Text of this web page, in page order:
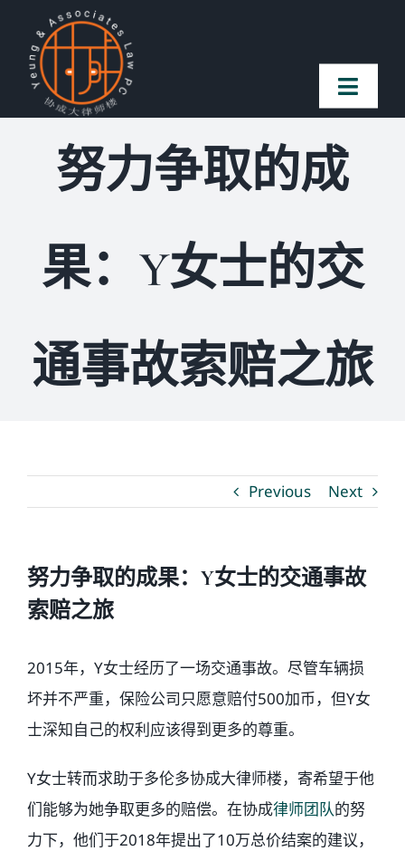
content
Toggle
案件简介
常见问题
博客
温馨提示
语言Languages
努力争取的成
果：Y女士的交
通事故索赔之旅
Previous Next
努力争取的成果：Y女士的交通事故
索赔之旅
2015年，Y女士经历了一场交通事故。尽管车辆损
坏并不严重，保险公司只愿意赔付500加币，但Y女
士深知自己的权利应该得到更多的尊重。
Y女士转而求助于多伦多协成大律师楼，寄希望于他
们能够为她争取更多的赔偿。在协成律师团队的努
力下，他们于2018年提出了10万总价结案的建议，